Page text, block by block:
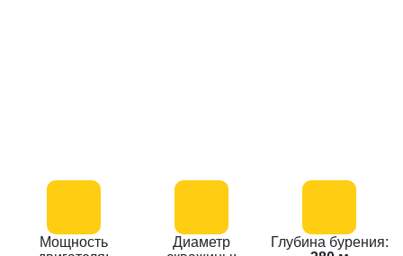
Мощность
Диаметр
Глубина бурения: